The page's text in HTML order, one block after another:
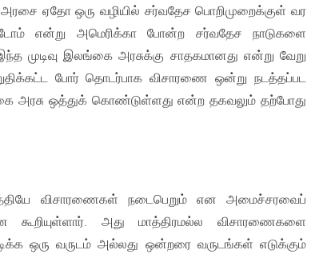
ஏதோ ஒரு வழியில் சர்வதேச பொறிமுறைக்குள் வர
என்று அமெரிக்கா போன்ற சர்வதேச நாடுகளை
முடிவு இலங்கை அரசுக்கு சாதகமானது என்று வேறு
போர் தொடர்பாக விசாரணை ஒன்று நடத்தப்பட
அரசு ஒத்துக் கொண்டுள்ளது என்ற தகவலும் தற்போது
விசாரணைகள் நடைபெறும் என அமைச்சரவைப்
கூறியுள்ளார். அது மாத்திரமல்ல விசாரணைகளை
ஒரு வருடம் அல்லது ஒன்றரை வருடங்கள் எடுக்கும்